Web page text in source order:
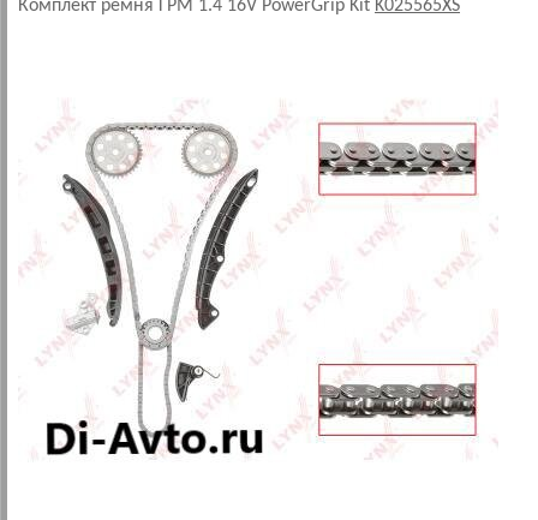
Комплект ремня ГРМ 1.4 16V PowerGrip Kit K025565XS